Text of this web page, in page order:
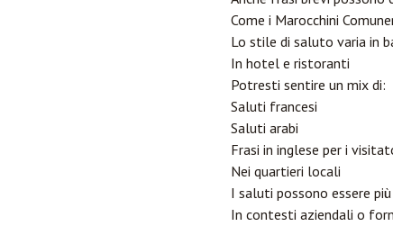
Come i Marocchini
Lo stile di saluto varia in
In hotel e ristoranti
Potresti sentire un mix di:
Saluti francesi
Saluti arabi
Frasi in inglese per i
Nei quartieri locali
I saluti possono essere
In contesti aziendali o